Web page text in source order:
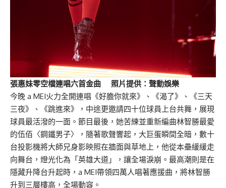
張惠妹零空檔連唱六首金曲 照片提供：聲動娛樂
今晚 a MEI火力全開連唱《好膽你就來》、《渴了》、《三天
三夜》、《跳進來》，中途更邀請四十位球員上台共舞，展現
球員最活潑的一面。節目最後，她苦練並重新編曲林智勝最愛
的伍佰〈鋼鐵男子〉，隨著歌聲響起，大巨蛋瞬間全暗，數十
台投影機將大師兄身影映照在牆面與草地上，他從本壘緩緩走
向舞台，燈光化為「英雄大道」，讓全場淚崩。最高潮則是在
隱藏升降台升起時，a MEI帶領四萬人唱著應援曲，將林智勝
升到三層樓高，全場動容。